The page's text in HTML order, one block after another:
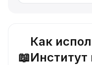
📖
Как
Институт